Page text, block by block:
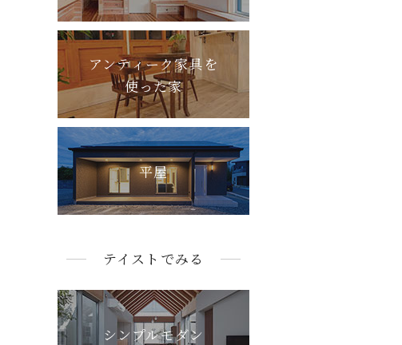
アンティーク家具を
使った家
平屋
テイストでみる
シンプルモダン